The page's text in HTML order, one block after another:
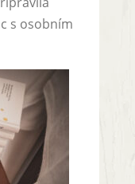
s osobním